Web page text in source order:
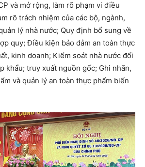
và mở rộng, làm rõ phạm vi điều
rõ trách nhiệm của các bộ, ngành,
lý nhà nước; Quy định bổ sung về
quy; Điều kiện bảo đảm an toàn thực
kinh doanh; Kiểm soát nhà nước đối
khẩu; truy xuất nguồn gốc; Ghi nhãn,
và quản lý an toàn thực phẩm biến